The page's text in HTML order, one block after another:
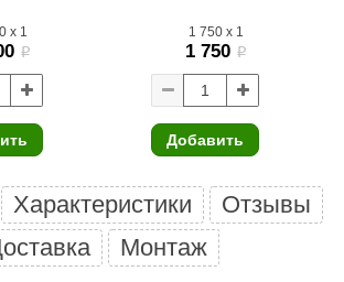
x 1
i
1 750 x 1
1 750 i
Добавить
Характеристики
Отзывы
Монтаж